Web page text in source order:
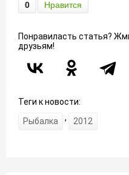
0 Нравится
Понравиласть статья?
друзьям!
Теги к новости:
Рыбалка
, 2012